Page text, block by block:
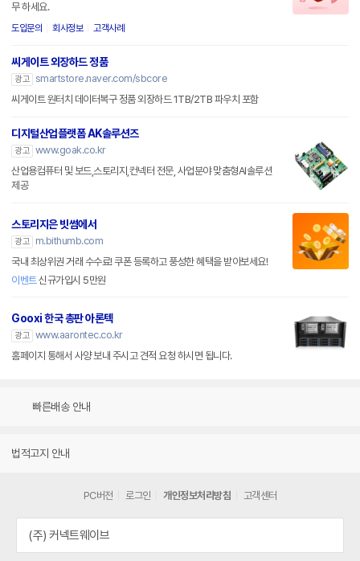
무 하세요.
도입문의 회사정보 고객사례
씨게이트 외장하드 정품
광고 smartstore.naver.com/sbcore
씨게이트 원터치 데이터복구 정품 외장하드 1TB/2TB 파우치 포함
디지털산업플랫폼 AK솔루션즈
광고 www.goak.co.kr
산업용컴퓨터 및 보드,스토리지,컨넥터 전문, 사업분야 맞춤형AI솔루션
제공
스토리지은 빗썸에서
광고
m.bithumb.com
국내 최상위권 거래 수수료! 쿠폰 등록하고 풍성한 혜택을 받아보세요!
이벤트신규가입시 5만원
Gooxi 한국 총판 아론텍
광고 www.aarontec.co.kr
홈페이지 통해서 사양 보내 주시고 견적 요청 하시면 됩니다.
빠른배송 안내
법적고지 안내
PC버전 로그인 개인정보처리방침 고객센터
(주) 커넥트웨이브